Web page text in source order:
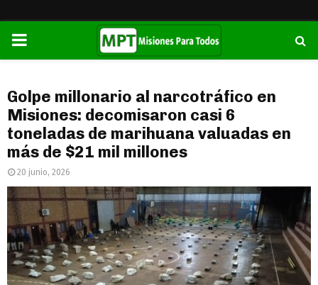
PRIMARY
Golpe millonario al narcotráfico en
Misiones: decomisaron casi 6
toneladas de marihuana valuadas en
más de $21 mil millones
20 junio, 2026